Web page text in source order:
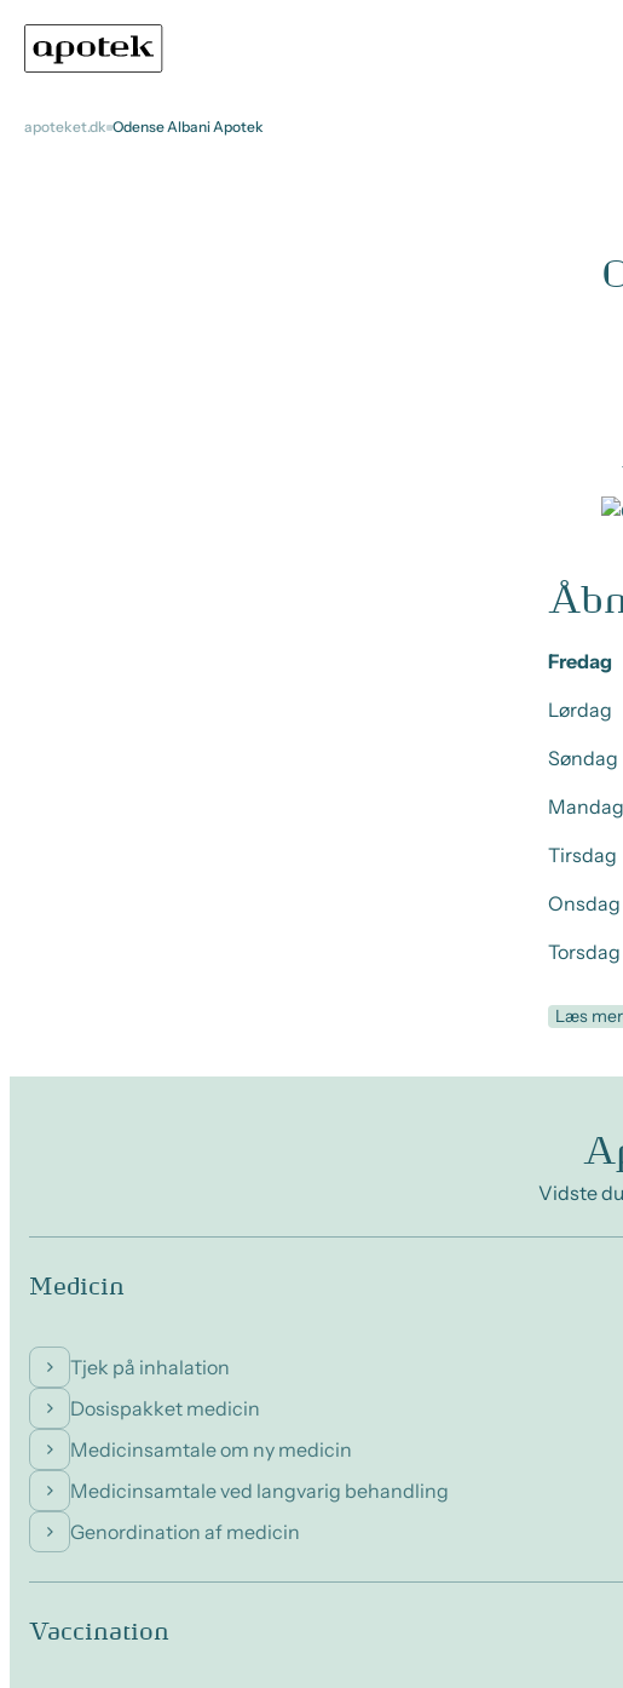
apoteket.dk Odense Albani Apotek
Fredag
Lørdag
Søndag
Mandag
Tirsdag
Onsdag
Torsdag
Læs
Vidste
Medicin
Tjek på inhalation
Dosispakket medicin
Medicinsamtale om ny medicin
Medicinsamtale ved langvarig behandling
Genordination af medicin
Vaccination